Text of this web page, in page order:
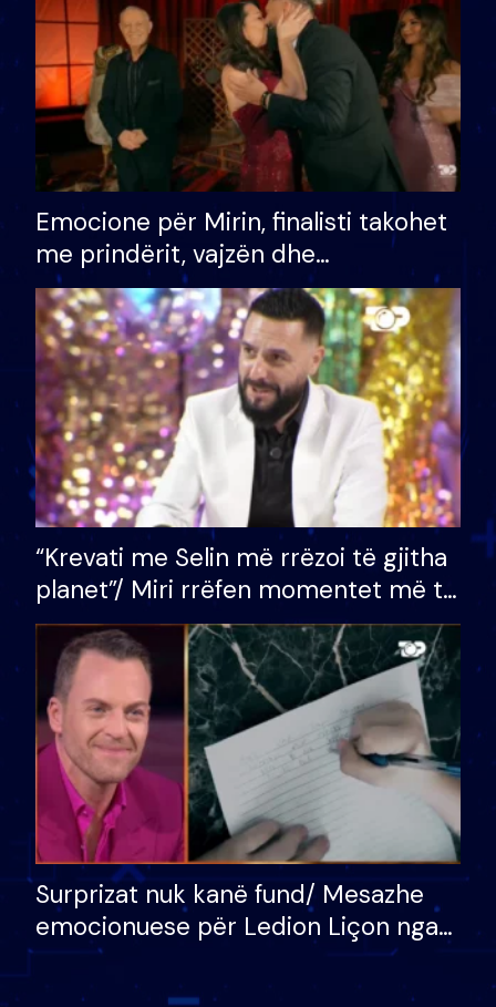
Emocione për Mirin, finalisti takohet
me prindërit, vajzën dhe
bashkëshorten: S’kemi ndonjë letër
divorci apo jo?
“Krevati me Selin më rrëzoi të gjitha
planet”/ Miri rrëfen momentet më të
bukura në shtëpinë e BB VIP: Do më
mungojë zilja e mëngjesit kur…
Surprizat nuk kanë fund/ Mesazhe
emocionuese për Ledion Liçon nga
nëna dhe fëmijët e tij, moderatori
nuk i mban dot lotët: Nuk meritoj…